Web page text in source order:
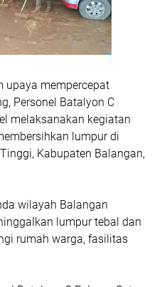
upaya mempercepat
Personel Batalyon C
melaksanakan kegiatan
lumpur di
Kabupaten Balangan,
wilayah Balangan
lumpur tebal dan
rumah warga, fasilitas